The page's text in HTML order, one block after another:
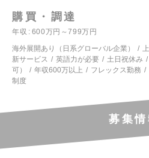
購買・調達
年収
600万円～799万円
海外展開あり（日系グローバル企業）
新サービス
英語力が必要 土日祝休み
可）
年収600万以上 フレックス勤務
制度
募集情